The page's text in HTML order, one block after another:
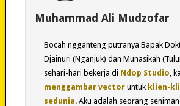
Muhammad Ali Mudzofar
Bocah ngganteng putranya Bapak
Djainuri (Nganjuk) dan Munasikah
sehari-hari bekerja di Ndop Studio ,
menggambar vectoruntuk klien-
sedunia. Aku adalah seorang seniman